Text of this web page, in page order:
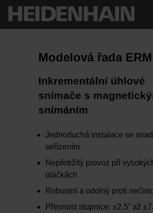
Modelová řada
Inkrementální úhlové
snímače s
snímáním
Jednoduchá instalace se
seřízením
Nepřetržitý provoz při
otáčkách
Robustní a odolný proti
Přesnost stupnice: ±2,5” až